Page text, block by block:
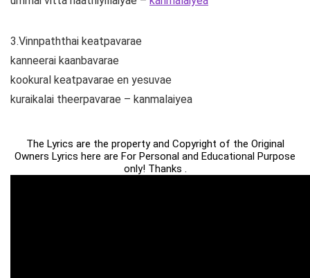
3.Vinnpaththai keatpavarae
kanneerai kaanbavarae
kookural keatpavarae en yesuvae
kuraikalai theerpavarae – kanmalaiyea
The Lyrics are the property and Copyright of the Original
Owners Lyrics here are For Personal and Educational Purpose
only! Thanks .